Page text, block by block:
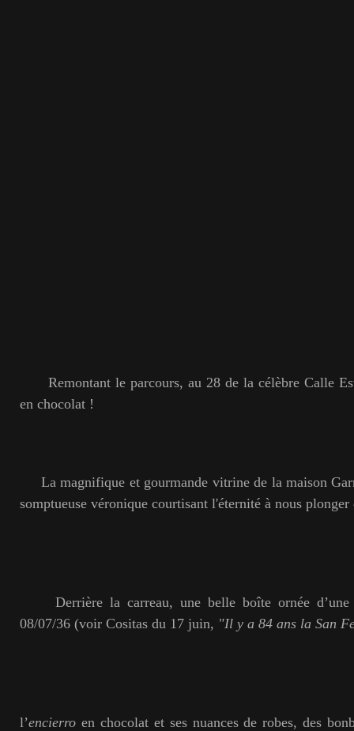
Remontant le parcours, au 28 de la célèbre Calle
en chocolat !
La magnifique et gourmande vitrine de la maison
somptueuse véronique courtisant l'éternité à nous
Derrière la carreau, une belle boîte ornée d’une
08/07/36 (voir Cositas du 17 juin, "Il y a 84 ans la San
l’encierro en chocolat et ses nuances de robes, des